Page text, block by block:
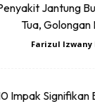
Jantung
Tua,
Farizul Izwany
Impak Signifikan